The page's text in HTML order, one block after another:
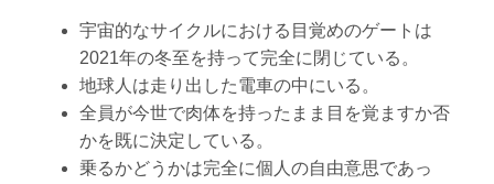
宇宙的なサイクルにおける目覚めのゲートは
2021年の冬至を持って完全に閉じている。
地球人は走り出した電車の中にいる。
全員が今世で肉体を持ったまま目を覚ますか否
かを既に決定している。
乗るかどうかは完全に個人の自由意思であっ